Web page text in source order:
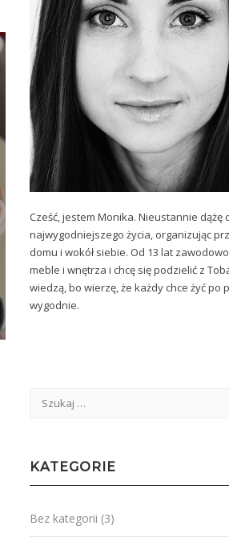
Cześć, jestem Monika. Nieustannie dążę
najwygodniejszego życia, organizując
domu i wokół siebie. Od 13 lat
meble i wnętrza i chcę się podzielić z
wiedzą, bo wierzę, że każdy chce żyć po
wygodnie.
KATEGORIE
Bez kategorii (3)